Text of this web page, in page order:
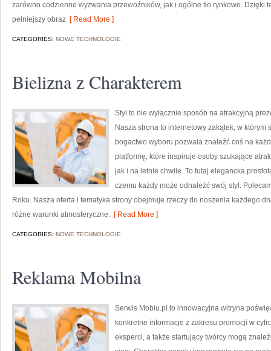
zarówno codzienne wyzwania przewoźników, jak i ogólne tło rynkowe. Dzięki
pełniejszy obraz [ Read More ]
CATEGORIES: NOWE TECHNOLOGIE
Bielizna z Charakterem
Styl to nie wyłącznie sposób na atrakcyjną
Nasza strona to internetowy zakątek, w
bogactwo wyboru pozwala znaleźć coś na
platformę, które inspiruje osoby szukające
jak i na letnie chwile. To tutaj elegancka
czemu każdy może odnaleźć swój styl.
Roku. Nasza oferta i tematyka strony obejmuje rzeczy do noszenia każdego
różne warunki atmosferyczne. [ Read More ]
CATEGORIES: NOWE TECHNOLOGIE
Reklama Mobilna
Serwis Mobiu.pl to innowacyjna witryna
konkretne informacje z zakresu promocji w
eksperci, a także startujący twórcy mogą